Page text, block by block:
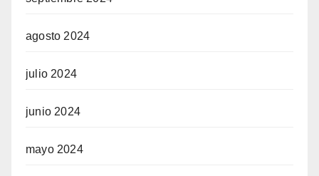
agosto 2024
julio 2024
junio 2024
mayo 2024